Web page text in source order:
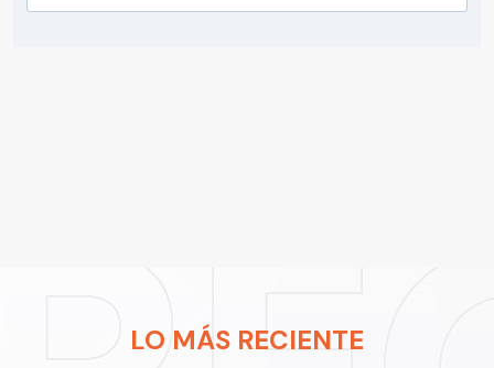
LO MÁS RECIENTE